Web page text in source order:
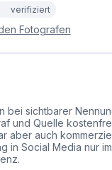
verifiziert
Fotografen
bei sichtbarer
und Quelle
aber auch
in Social Media nur